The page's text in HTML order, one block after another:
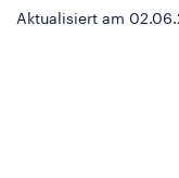
Aktualisiert am